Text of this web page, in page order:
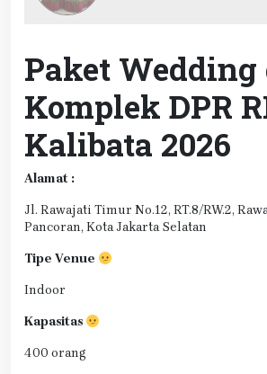
Paket
Komplek DPR
Kalibata 2026
Alamat :
Jl. Rawajati Timur No.12, RT.8/RW.2,
Pancoran, Kota Jakarta Selatan
Tipe Venue
Indoor
Kapasitas
400 orang